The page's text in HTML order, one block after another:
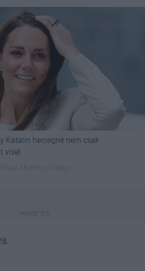
Katalin hercegné nem csak
visel